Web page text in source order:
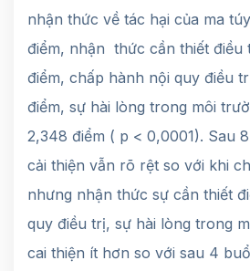
nhận thức về tác hại của ma
điểm, nhận thức cần thiết điều
điểm, chấp hành nội quy điều
điểm, sự hài lòng trong môi
2,348 điểm ( p < 0,0001). Sau
cải thiện vẫn rõ rệt so với khi
nhưng nhận thức sự cần thiết
quy điều trị, sự hài lòng trong
cai thiện ít hơn so với sau 4